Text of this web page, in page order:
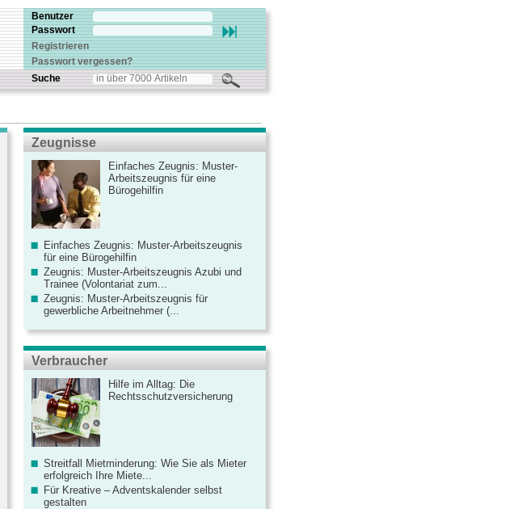
Benutzer
Passwort
Registrieren
Passwort vergessen?
Suche
Zeugnisse
Einfaches Zeugnis: Muster-
Arbeitszeugnis für eine
Bürogehilfin
Einfaches Zeugnis: Muster-Arbeitszeugnis
für eine Bürogehilfin
Zeugnis: Muster-Arbeitszeugnis Azubi und
Trainee (Volontariat zum...
Zeugnis: Muster-Arbeitszeugnis für
gewerbliche Arbeitnehmer (...
Verbraucher
Hilfe im Alltag: Die
Rechtsschutzversicherung
Streitfall Mietminderung: Wie Sie als Mieter
erfolgreich Ihre Miete...
Für Kreative – Adventskalender selbst
gestalten